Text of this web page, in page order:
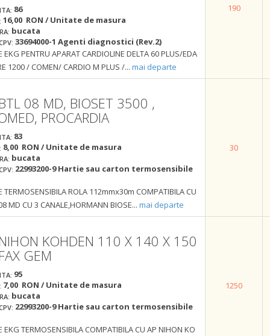
86
16,00 RON / Unitate de masura
bucata
33694000-1 Agenti diagnostici (Rev.2)
EKG PENTRU APARAT CARDIOLINE DELTA 60 PLUS/EDA
1200 / COMEN/ CARDIO M PLUS /... mai departe
190
08 MD, BIOSET 3500 ,
PROCARDIA
83
8,00 RON / Unitate de masura
bucata
22993200-9 Hartie sau carton termosensibile
TERMOSENSIBILA ROLA 112mmx30m COMPATIBILA CU
MD CU 3 CANALE,HORMANN BIOSE... mai departe
30
KOHDEN 110 X 140 X 150
GEM
95
7,00 RON / Unitate de masura
bucata
22993200-9 Hartie sau carton termosensibile
EKG TERMOSENSIBILA COMPATIBILA CU AP NIHON KO
1250